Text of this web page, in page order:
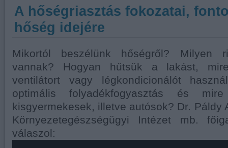
A hőségriasztás fokozatai,
hőség idejére
Mikortól beszélünk hőségről? Milyen
vannak? Hogyan hűtsük a lakást,
ventilátort vagy légkondicionálót
optimális folyadékfogyasztás és
kisgyermekesek, illetve autósok? Dr. Páldy
Környezetegészségügyi Intézet mb.
válaszol: